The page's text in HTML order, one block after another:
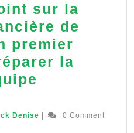
sur la
de
premier
la
Denise Franck0 Comment